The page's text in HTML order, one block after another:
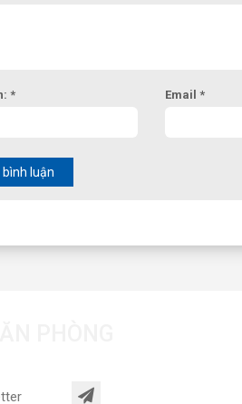
* Email *
bình luận